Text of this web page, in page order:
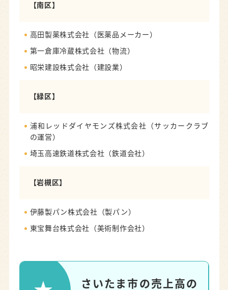
【南区】
高田製薬株式会社（医薬品メーカー）
第一倉庫冷蔵株式会社（物流）
昭栄建設株式会社（建設業）
【緑区】
浦和レッドダイヤモンズ株式会社（サッカークラブ
の運営）
埼玉高速鉄道株式会社（鉄道会社）
【岩槻区】
伊藤製パン株式会社（製パン）
東宝舞台株式会社（美術制作会社）
さいたま市の売上高の